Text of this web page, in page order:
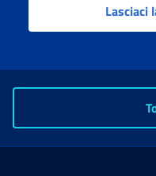
Lasciaci